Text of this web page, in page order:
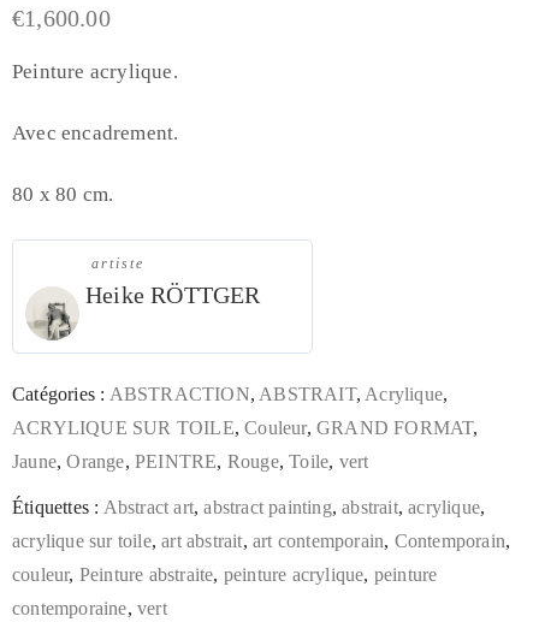
€1,600.00
Peinture acrylique.
Avec encadrement.
80 x 80 cm.
artiste
Heike RÖTTGER
Catégories : ABSTRACTION, ABSTRAIT, Acrylique,
ACRYLIQUE SUR TOILE,Couleur,GRAND FORMAT,
Jaune,Orange,PEINTRE, Rouge,Toile, vert
Étiquettes : Abstract art,abstract painting,abstrait,acrylique,
acrylique sur toile,art abstrait,art contemporain, Contemporain,
couleur, Peinture abstraite, peinture acrylique, peinture
contemporaine,vert